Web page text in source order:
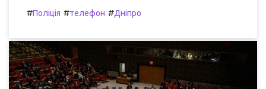
#Поліція #телефон #Дніпро